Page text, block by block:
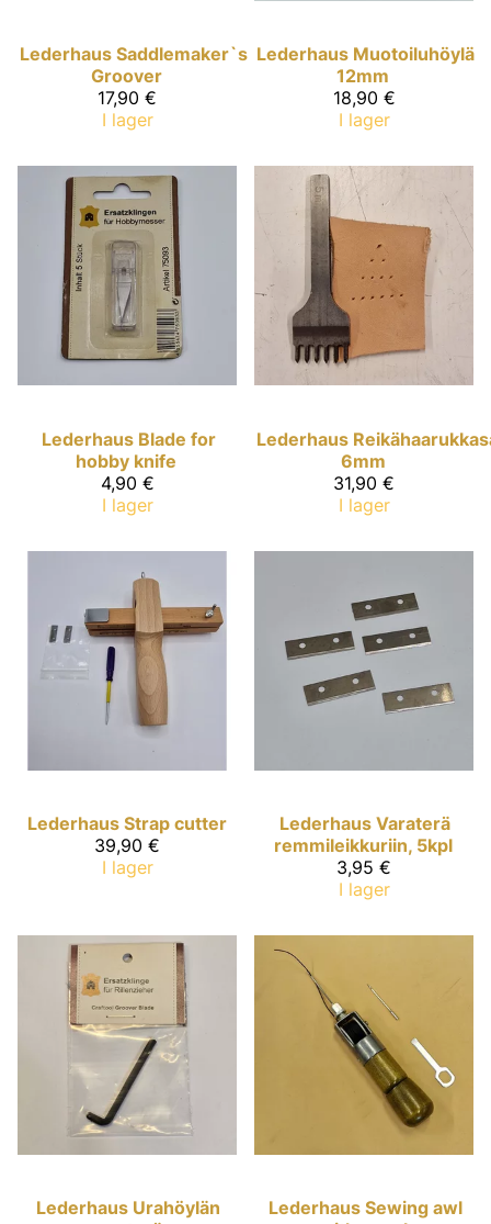
Lederhaus Saddlemaker`s
Groover
17,90 €
I lager
Lederhaus Muotoiluhöylä
12mm
18,90 €
I lager
Lederhaus Blade for
hobby knife
4,90 €
I lager
Lederhaus
6mm
31,90 €
I lager
Lederhaus Strap cutter
39,90 €
I lager
Lederhaus Varaterä
remmileikkuriin, 5kpl
3,95 €
I lager
Lederhaus Urahöylän
Lederhaus Sewing awl